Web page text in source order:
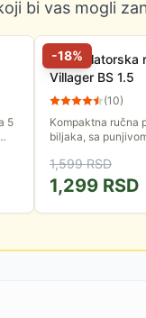
bi vas mogli
5
-18%
Akumulatorska
Villager BS 1.5
(10)
Kompaktna ručna
biljaka, sa
1.5 lit. Tiha, ne
1,599RSD
1,299 RSD